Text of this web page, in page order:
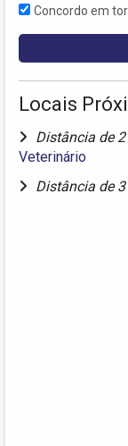
Concordo em
Locais
Distância de
Veterinário
Distância de